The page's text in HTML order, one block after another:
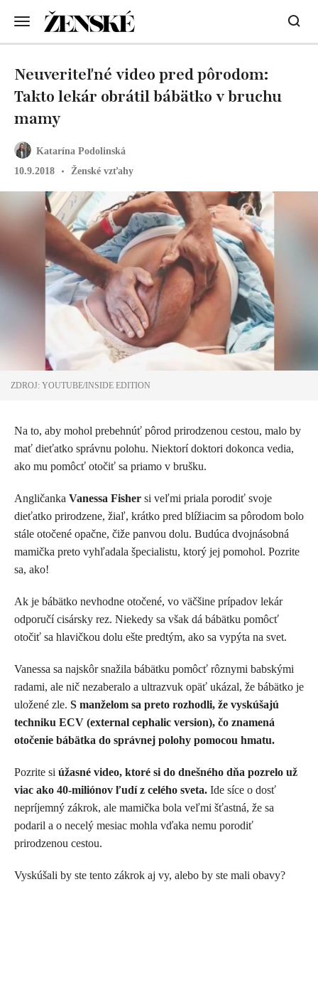
Katarína Podolinská
10.9.2018
Ženské vzťahy
Neuveriteľné video pred pôrodom:
Takto lekár obrátil bábätko v bruchu
mamy
ZDROJ: YOUTUBE/INSIDE EDITION
Na to, aby mohol prebehnúť pôrod prirodzenou cestou, malo by
mať dieťatko správnu polohu. Niektorí doktori dokonca vedia,
ako mu pomôcť otočiť sa priamo v brušku.
Angličanka Vanessa Fisher si veľmi priala porodiť svoje
dieťatko prirodzene, žiaľ, krátko pred blížiacim sa pôrodom bolo
stále otočené opačne, čiže panvou dolu. Budúca dvojnásobná
mamička preto vyhľadala špecialistu, ktorý jej pomohol. Pozrite
sa, ako!
Ak je bábätko nevhodne otočené, vo väčšine prípadov lekár
odporučí cisársky rez. Niekedy sa však dá bábätku pomôcť
otočiť sa hlavičkou dolu ešte predtým, ako sa vypýta na svet.
Vanessa sa najskôr snažila bábätku pomôcť rôznymi babskými
radami, ale nič nezaberalo a ultrazvuk opäť ukázal, že bábätko je
uložené zle. S manželom sa preto rozhodli, že vyskúšajú
techniku ECV (external cephalic version), čo znamená
otočenie bábätka do správnej polohy pomocou hmatu.
Pozrite si úžasné video, ktoré si do dnešného dňa pozrelo už
viac ako 40-miliónov ľudí z celého sveta. Ide síce o dosť
nepríjemný zákrok, ale mamička bola veľmi šťastná, že sa
podaril a o necelý mesiac mohla vďaka nemu porodiť
prirodzenou cestou.
Vyskúšali by ste tento zákrok aj vy, alebo by ste mali obavy?